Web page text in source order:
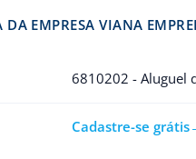
EMPRESA VIANA
6810202 - Aluguel
Cadastre-se grátis